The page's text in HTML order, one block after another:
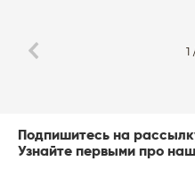
1
Подпишитесь на
Узнайте первыми про